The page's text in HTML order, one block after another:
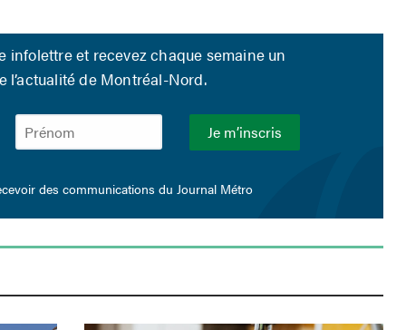
infolettre et recevez chaque semaine un
l’actualité de Montréal-Nord.
des communications du Journal Métro